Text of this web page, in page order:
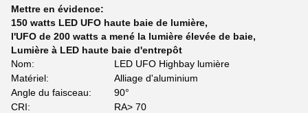
Mettre en évidence:
150 watts LED UFO haute baie de lumière,
l'UFO de 200 watts a mené la lumière élevée de baie,
Lumière à LED haute baie d'entrepôt
Nom:
LED UFO Highbay lumière
Matériel:
Alliage d'aluminium
Angle du faisceau:
90°
CRI:
RA> 70